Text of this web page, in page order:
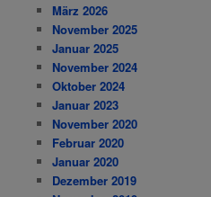
März 2026
November 2025
Januar 2025
November 2024
Oktober 2024
Januar 2023
November 2020
Februar 2020
Januar 2020
Dezember 2019